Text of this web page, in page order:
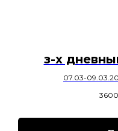
з-х
07.03-